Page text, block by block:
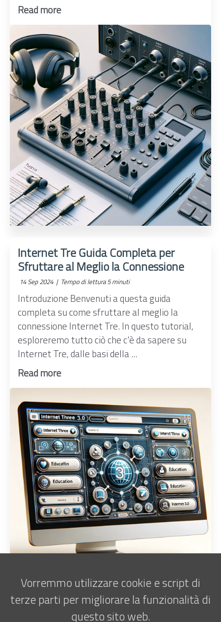
Read more
Internet Tre Guida Completa per
Sfruttare al Meglio la Connessione
14 Sep 2024 | Tempo di lettura 5 minuti
Introduzione Benvenuti a questa guida
completa su come sfruttare al meglio la
connessione Internet Tre. In questo tutorial,
esploreremo tutto ciò che c'è da sapere su
Internet Tre, dalle basi della ...
Read more
Vorremmo utilizzare cookie e script di
terze parti per migliorare la funzionalità di
questo sito web.